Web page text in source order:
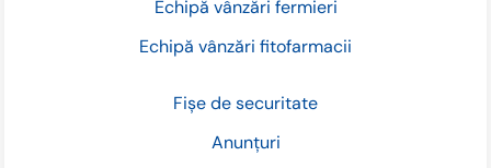
Fișe de securitate
Anunțuri
Echipă vânzări fermieri
Echipă vânzări fitofarmacii